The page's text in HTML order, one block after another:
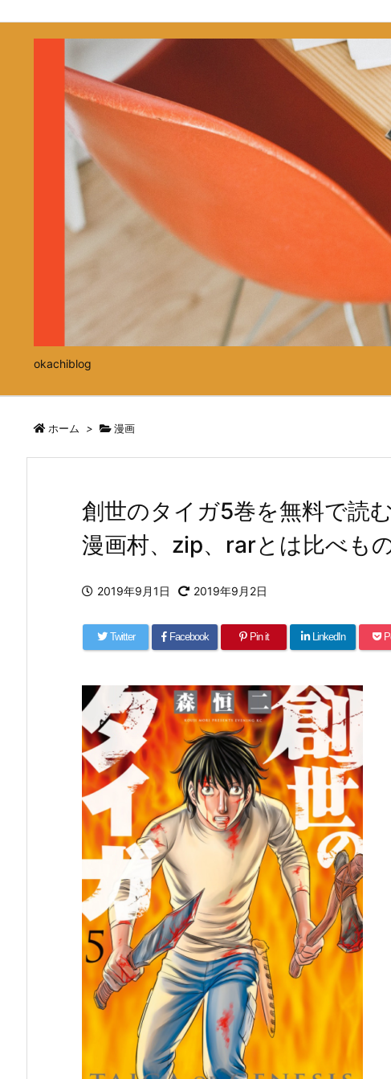
okachiblog
ホーム > 漫画
創世のタイガ5巻を無料で読
漫画村、zip、rarとは比べも
2019年9月1日 2019年9月2日
Twitter Facebook Pin it LinkedIn